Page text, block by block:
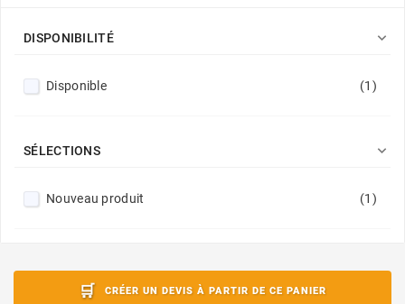
DISPONIBILITÉ 
Disponible (1)
SÉLECTIONS 
Nouveau produit (1)
CRÉER UN DEVIS À PARTIR DE CE PANIER